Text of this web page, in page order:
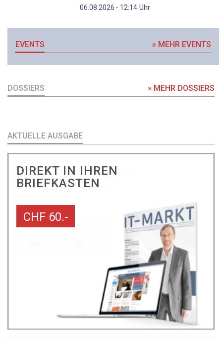
06.08.2026 - 12:14Uhr
EVENTS » MEHR EVENTS
DOSSIERS » MEHR DOSSIERS
AKTUELLE AUSGABE
DIREKT IN IHREN
BRIEFKASTEN
CHF 60.-